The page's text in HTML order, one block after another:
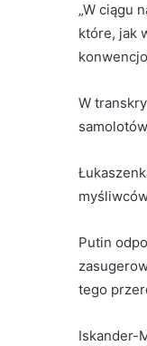
„W ciągu
które, jak
W
Putin
tego
Iskander-